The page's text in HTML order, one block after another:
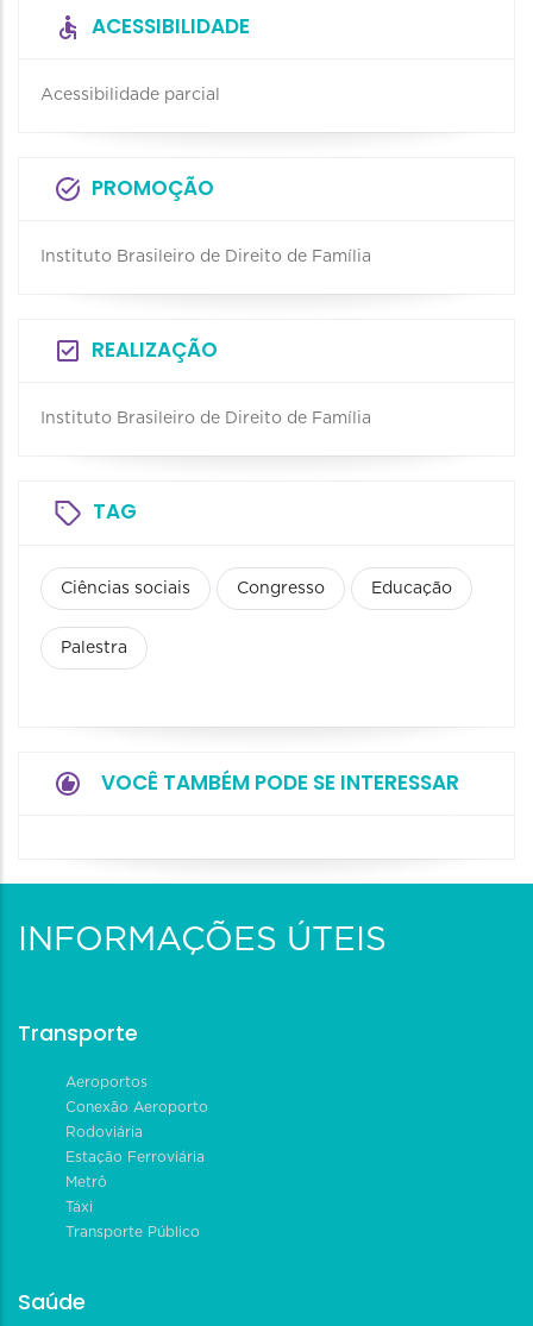
ACESSIBILIDADE
Acessibilidade parcial
PROMOÇÃO
Instituto Brasileiro de Direito de Família
REALIZAÇÃO
Instituto Brasileiro de Direito de Família
TAG
Ciências sociais Congresso Educação
Palestra
VOCÊ TAMBÉM PODE SE INTERESSAR
INFORMAÇÕES ÚTEIS
Transporte
Aeroportos
Conexão Aeroporto
Rodoviária
Estação Ferroviária
Metrô
Táxi
Transporte Público
Saúde